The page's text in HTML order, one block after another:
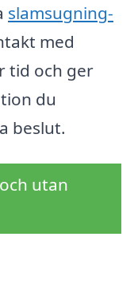
slamsugning-
med
tid och ger
du
beslut.
utan